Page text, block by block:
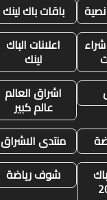
باقات باك لينك
اعلانات الباك
لينك
اشراق العالم
عالم كبير
منتدى الاشراق
شوف رياضة